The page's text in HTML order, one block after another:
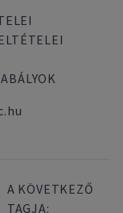
A KÖVETKEZŐ
TAGJA: